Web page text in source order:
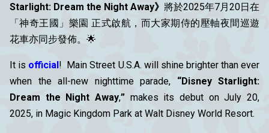
Starlight: Dream the Night Away》 將於2025年7月20日在
「神奇王國」樂園 正式啟航，而大家期侍的壓軸夜間巡遊
花車亦同步發佈。 🌟
It is official ! Main Street U.S.A. will shine brighter than ever
when the all-new nighttime parade, “Disney Starlight:
Dream the Night Away,” makes its debut on July 20,
2025, in Magic Kingdom Park at Walt Disney World Resort.